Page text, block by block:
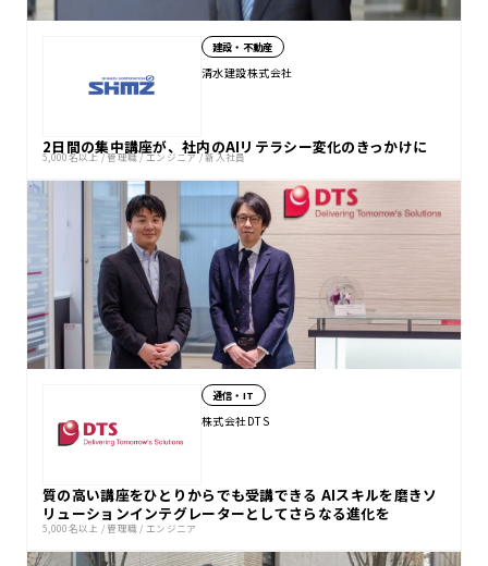
建設・不動産
清水建設株式会社
2日間の集中講座が、社内のAIリテラシー変化のきっかけに
5,000名以上/管理職/エンジニア/新入社員
通信・IT
株式会社DTS
質の高い講座をひとりからでも受講できる AIスキルを磨きソ
リューションインテグレーターとしてさらなる進化を
5,000名以上 / 管理職 / エンジニア